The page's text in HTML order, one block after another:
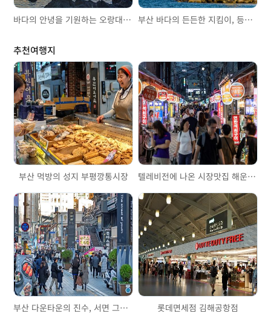
바다의 안녕을 기원하는 오랑대공원 부산 바다의 든든한 지킴이, 등대투어
추천여행지
부산 먹방의 성지 부평깡통시장 텔레비전에 나온 시장맛집 해운대시장
부산 다운타운의 진수, 서면 그리고 삼정타워 롯데면세점 김해공항점